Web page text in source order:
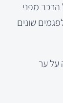
מפני
שונים
על ער